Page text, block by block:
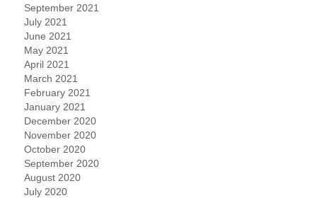
September 2021
July 2021
June 2021
May 2021
April 2021
March 2021
February 2021
January 2021
December 2020
November 2020
October 2020
September 2020
August 2020
July 2020